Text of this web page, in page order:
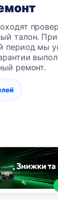
талон.
период мы
ремонт.